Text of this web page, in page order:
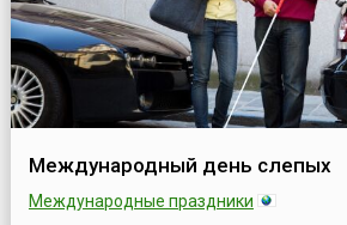
Международный день слепых
Международные праздники